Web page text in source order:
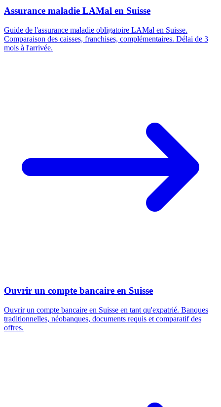
Assurance maladie LAMal en Suisse
Guide de l'assurance maladie obligatoire LAMal en Suisse.
Comparaison des caisses, franchises, complémentaires. Délai de 3
mois à l'arrivée.
Ouvrir un compte bancaire en Suisse
Ouvrir un compte bancaire en Suisse en tant qu'expatrié. Banques
traditionnelles, néobanques, documents requis et comparatif des
offres.